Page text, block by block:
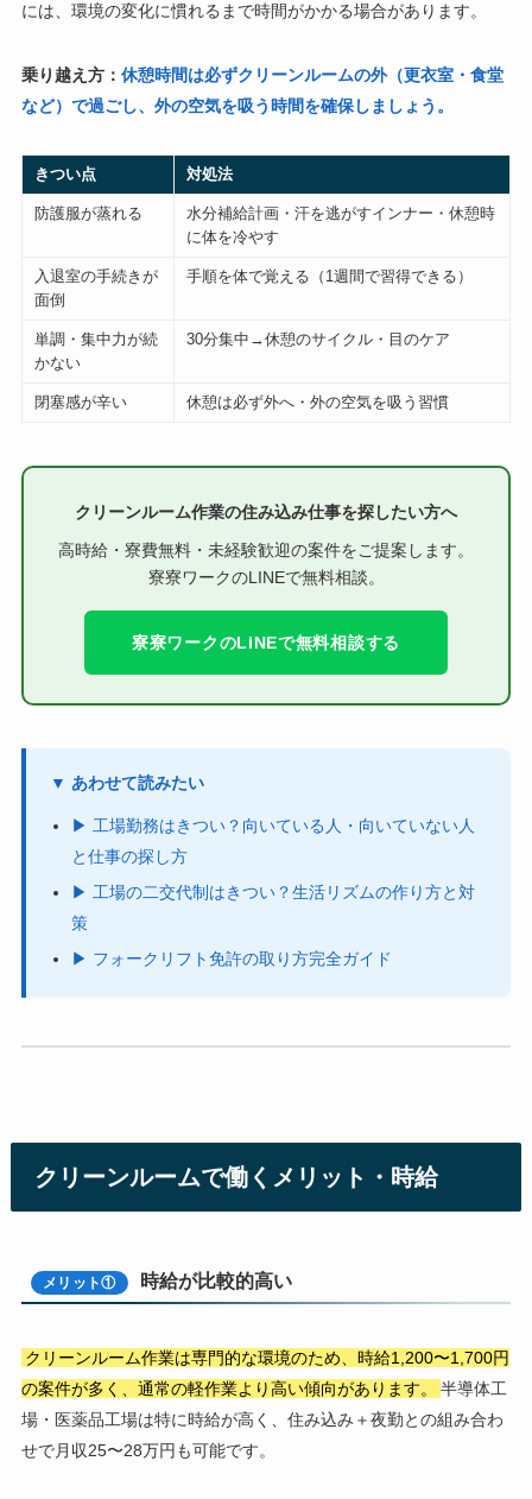
には、環境の変化に慣れるまで時間がかかる場合があります。
乗り越え方： 休憩時間は必ずクリーンルームの外（更衣室・食堂
など）で過ごし、外の空気を吸う時間を確保しましょう。
きつい点 対処法
防護服が蒸れる
水分補給計画・汗を逃がすインナー・休憩時
に体を冷やす
入退室の手続きが
面倒
手順を体で覚える（1週間で習得できる）
単調・集中力が続
かない
30分集中→休憩のサイクル・目のケア
閉塞感が辛い 休憩は必ず外へ・外の空気を吸う習慣
クリーンルーム作業の住み込み仕事を探したい方へ
高時給・寮費無料・未経験歓迎の案件をご提案します。
寮寮ワークのLINEで無料相談。
寮寮ワークのLINEで無料相談する
▼ あわせて読みたい
▶ 工場勤務はきつい？向いている人・向いていない人
と仕事の探し方
▶ 工場の二交代制はきつい？生活リズムの作り方と対
策
▶ フォークリフト免許の取り方完全ガイド
クリーンルームで働くメリット・時給
メリット① 時給が比較的高い
クリーンルーム作業は専門的な環境のため、時給1,200〜1,700円
の案件が多く、通常の軽作業より高い傾向があります。
半導体工
場・医薬品工場は特に時給が高く、住み込み＋夜勤との組み合わ
せで月収25〜28万円も可能です。